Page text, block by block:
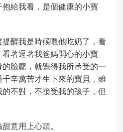
給我看，是個健康的小寶
醒我是時候喂他吃奶了，看
著逗著我爸媽開心的小寶
臉龐，就覺得我所承受的一
辛萬苦才生下來的寶貝，雖
不對，不接受我的孩子，但
意用上心頭。